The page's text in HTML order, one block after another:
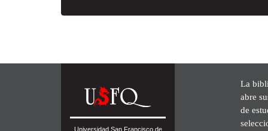
Universidad San Francisco de
La
abre
de